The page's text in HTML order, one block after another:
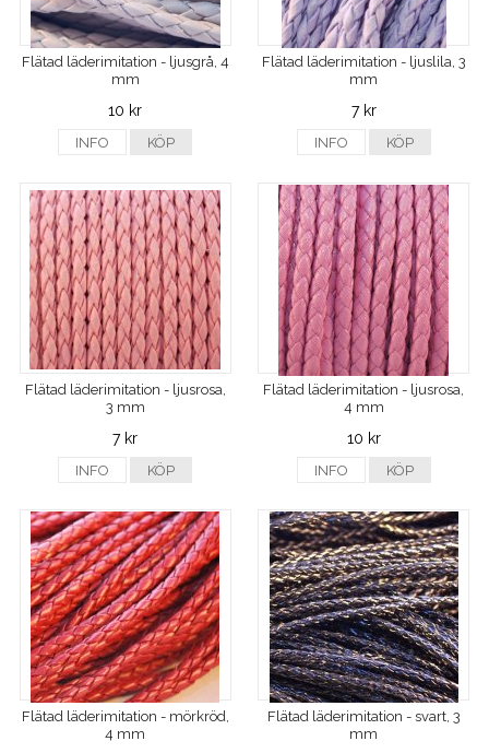
Flätad läderimitation - ljusgrå, 4
mm
10 kr
INFO KÖP
Flätad läderimitation - ljuslila, 3
mm
7 kr
INFO KÖP
Flätad läderimitation - ljusrosa,
3 mm
7 kr
INFO KÖP
Flätad läderimitation - ljusrosa,
4 mm
10 kr
INFO KÖP
Flätad läderimitation - mörkröd,
4 mm
Flätad läderimitation - svart, 3
mm